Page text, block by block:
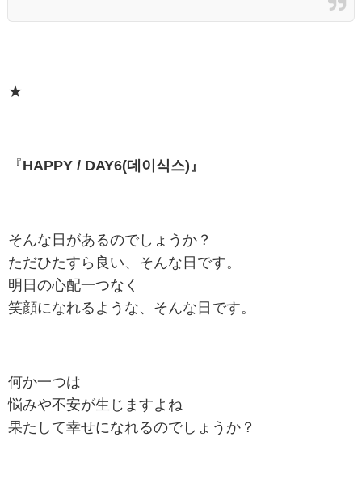
★
『HAPPY / DAY6(데이식스)』
そんな日があるのでしょうか？
ただひたすら良い、そんな日です。
明日の心配一つなく
笑顔になれるような、そんな日です。
何か一つは
悩みや不安が生じますよね
果たして幸せになれるのでしょうか？